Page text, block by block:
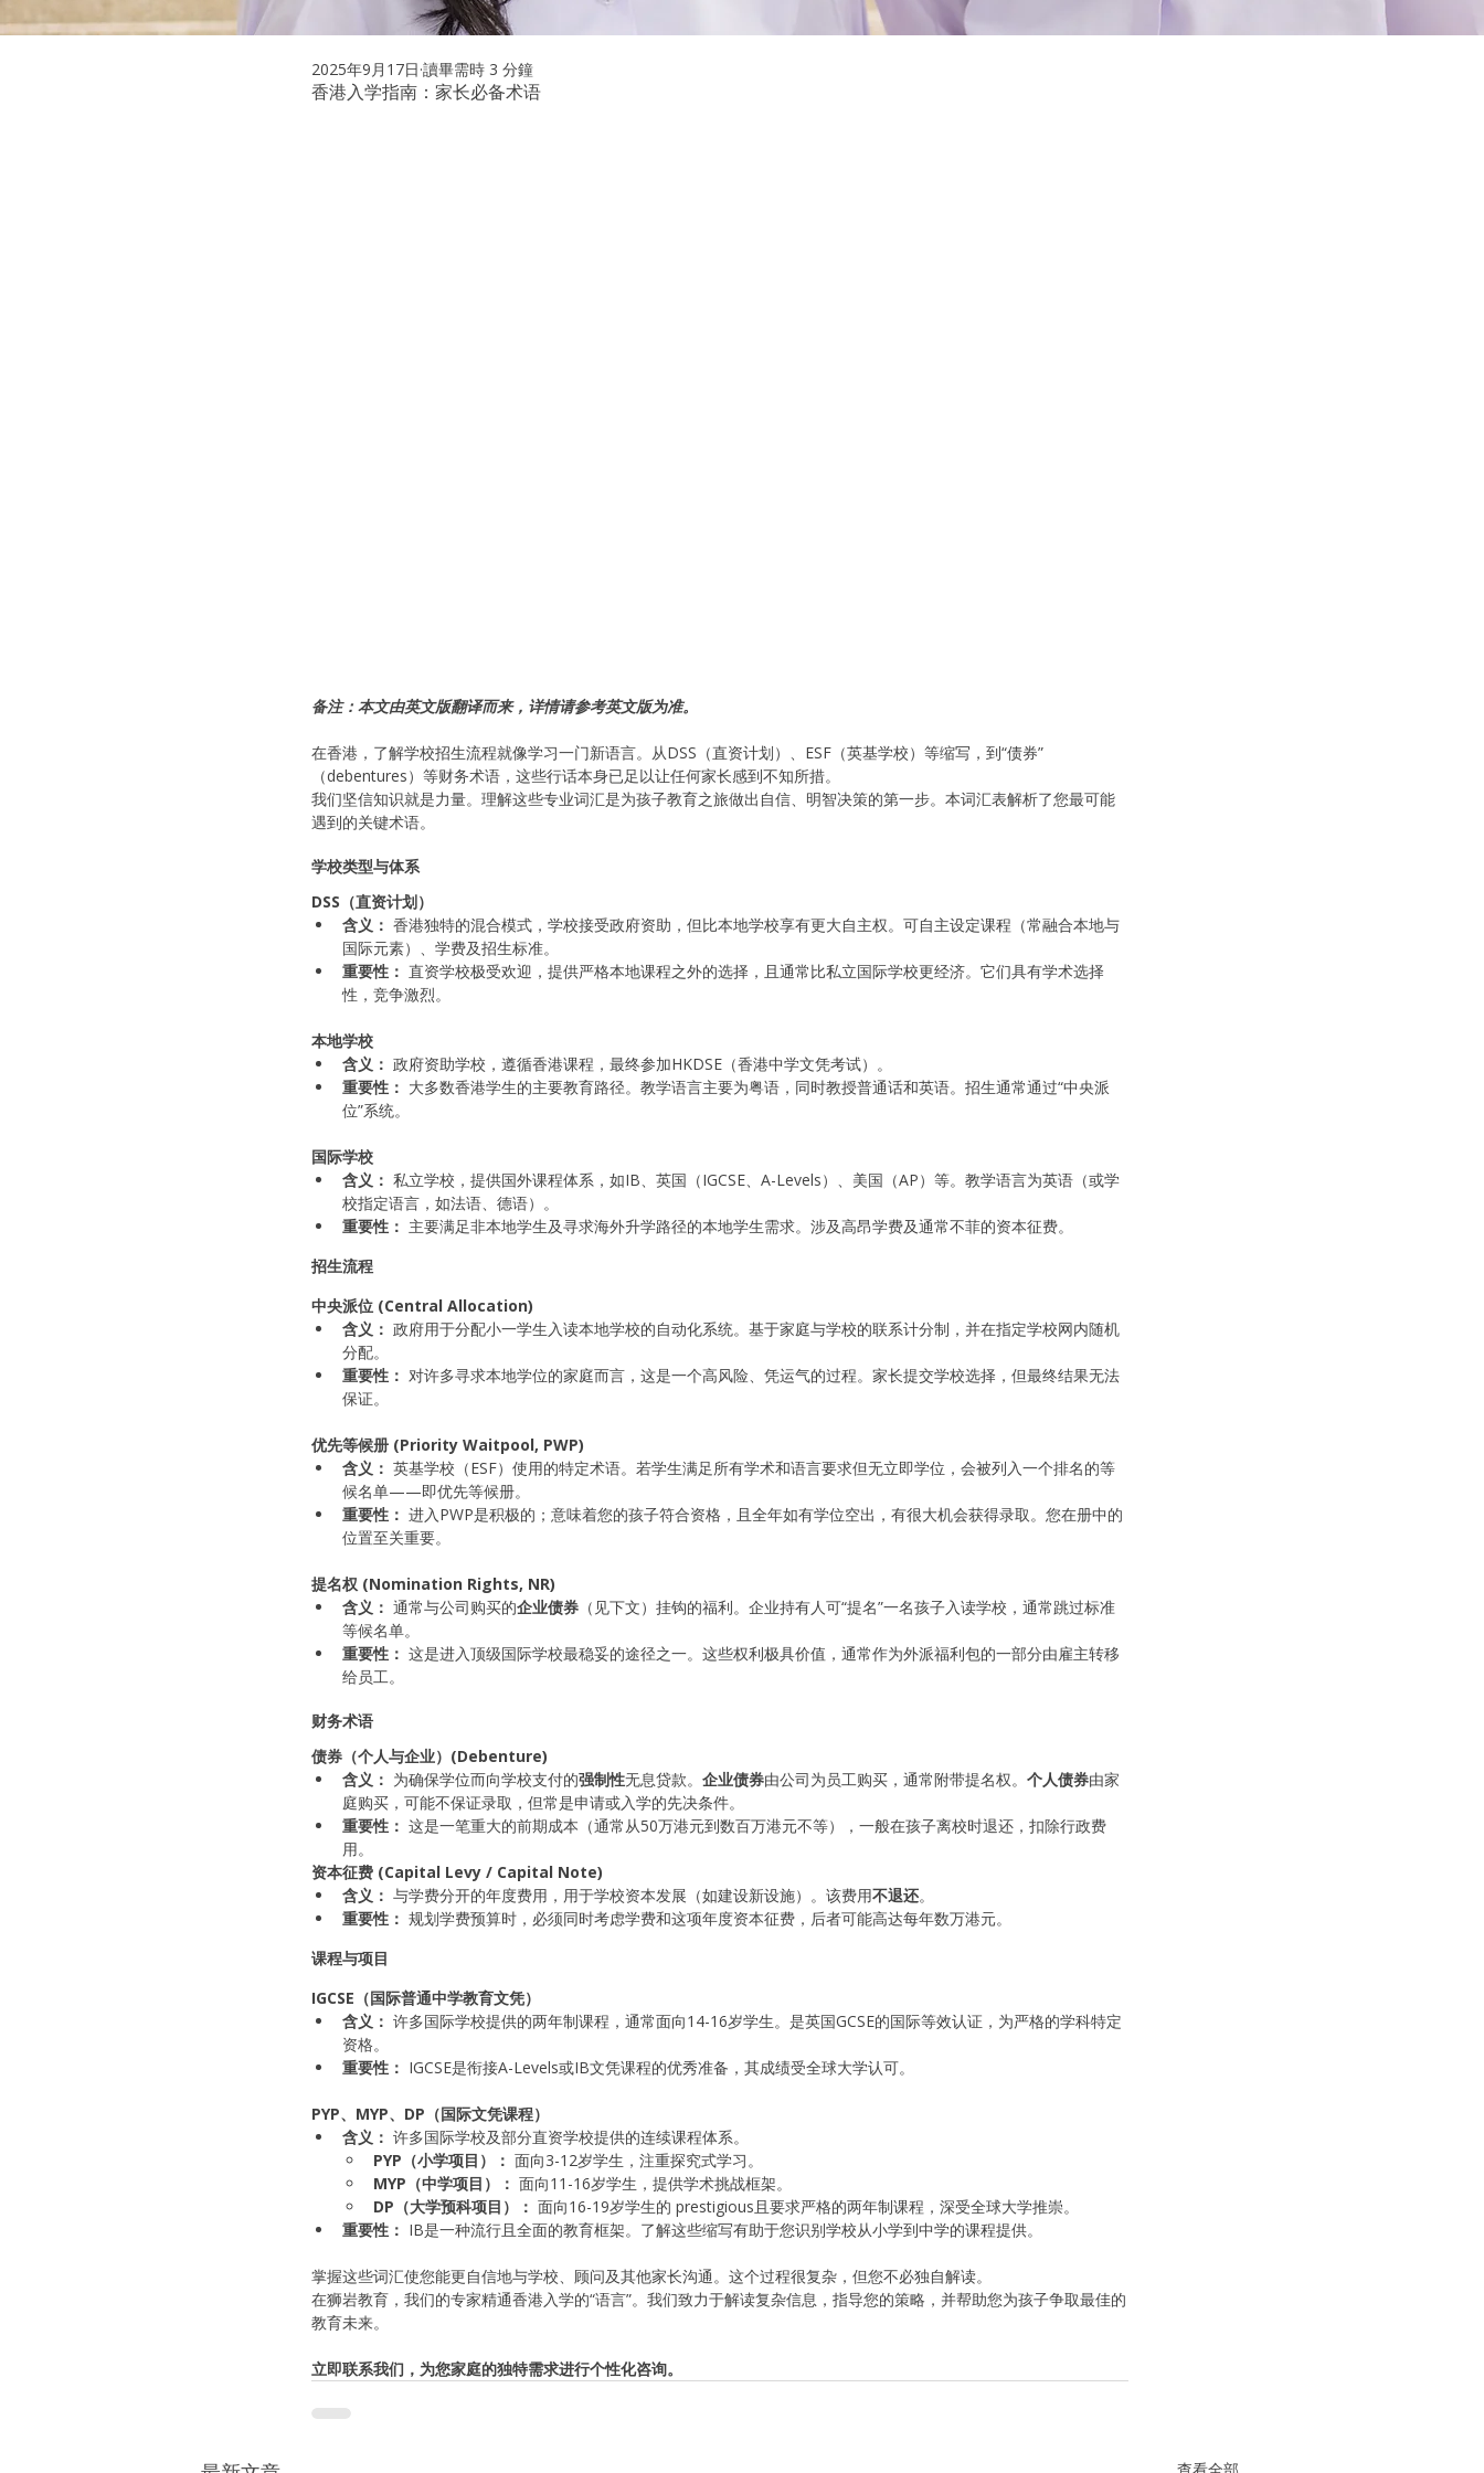
香港入学指南：家长必备术语
2025年9月17日 讀畢需時 3 分鐘
备注：本文由英文版翻译而来，详情请参考英文版为准。
在香港，了解学校招生流程就像学习一门新语言。从DSS（直资计划）、ESF（英基学校）等缩写，到“债券”
（debentures）等财务术语，这些行话本身已足以让任何家长感到不知所措。
我们坚信知识就是力量。理解这些专业词汇是为孩子教育之旅做出自信、明智决策的第一步。本词汇表解析了您最可能
遇到的关键术语。
学校类型与体系
DSS（直资计划）
含义： 香港独特的混合模式，学校接受政府资助，但比本地学校享有更大自主权。可自主设定课程（常融合本地与
国际元素）、学费及招生标准。
重要性： 直资学校极受欢迎，提供严格本地课程之外的选择，且通常比私立国际学校更经济。它们具有学术选择
性，竞争激烈。
本地学校
含义： 政府资助学校，遵循香港课程，最终参加HKDSE（香港中学文凭考试）。
重要性： 大多数香港学生的主要教育路径。教学语言主要为粤语，同时教授普通话和英语。招生通常通过“中央派
位”系统。
国际学校
含义： 私立学校，提供国外课程体系，如IB、英国（IGCSE、A-Levels）、美国（AP）等。教学语言为英语（或学
校指定语言，如法语、德语）。
重要性： 主要满足非本地学生及寻求海外升学路径的本地学生需求。涉及高昂学费及通常不菲的资本征费。
招生流程
中央派位 (Central Allocation)
含义： 政府用于分配小一学生入读本地学校的自动化系统。基于家庭与学校的联系计分制，并在指定学校网内随机
分配。
重要性： 对许多寻求本地学位的家庭而言，这是一个高风险、凭运气的过程。家长提交学校选择，但最终结果无法
保证。
优先等候册 (Priority Waitpool, PWP)
含义： 英基学校（ESF）使用的特定术语。若学生满足所有学术和语言要求但无立即学位，会被列入一个排名的等
候名单——即优先等候册。
重要性： 进入PWP是积极的；意味着您的孩子符合资格，且全年如有学位空出，有很大机会获得录取。您在册中的
位置至关重要。
提名权 (Nomination Rights, NR)
含义： 通常与公司购买的企业债券 （见下文）挂钩的福利。企业持有人可“提名”一名孩子入读学校，通常跳过标准
等候名单。
重要性： 这是进入顶级国际学校最稳妥的途径之一。这些权利极具价值，通常作为外派福利包的一部分由雇主转移
给员工。
财务术语
债券（个人与企业）(Debenture)
含义： 为确保学位而向学校支付的强制性无息贷款。 企业债券由公司为员工购买，通常附带提名权。 个人债券由家
庭购买，可能不保证录取，但常是申请或入学的先决条件。
重要性： 这是一笔重大的前期成本（通常从50万港元到数百万港元不等），一般在孩子离校时退还，扣除行政费
用。
资本征费 (Capital Levy / Capital Note)
含义： 与学费分开的年度费用，用于学校资本发展（如建设新设施）。该费用不退还。
重要性： 规划学费预算时，必须同时考虑学费和这项年度资本征费，后者可能高达每年数万港元。
课程与项目
IGCSE（国际普通中学教育文凭）
含义： 许多国际学校提供的两年制课程，通常面向14-16岁学生。是英国GCSE的国际等效认证，为严格的学科特定
资格。
重要性： IGCSE是衔接A-Levels或IB文凭课程的优秀准备，其成绩受全球大学认可。
PYP、MYP、DP（国际文凭课程）
含义： 许多国际学校及部分直资学校提供的连续课程体系。
PYP（小学项目）： 面向3-12岁学生，注重探究式学习。
MYP（中学项目）： 面向11-16岁学生，提供学术挑战框架。
DP（大学预科项目）： 面向16-19岁学生的 prestigious且要求严格的两年制课程，深受全球大学推崇。
重要性： IB是一种流行且全面的教育框架。了解这些缩写有助于您识别学校从小学到中学的课程提供。
掌握这些词汇使您能更自信地与学校、顾问及其他家长沟通。这个过程很复杂，但您不必独自解读。
在狮岩教育，我们的专家精通香港入学的“语言”。我们致力于解读复杂信息，指导您的策略，并帮助您为孩子争取最佳的
教育未来。
立即联系我们，为您家庭的独特需求进行个性化咨询。